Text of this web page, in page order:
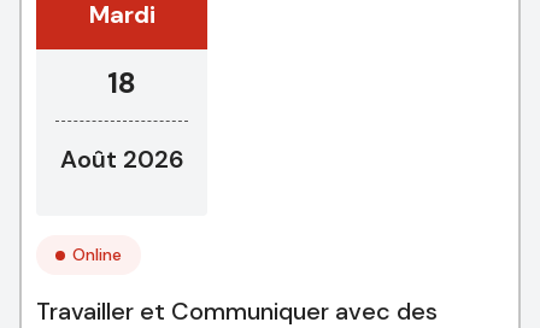
Mardi
18
Août 2026
Online
Travailler et Communiquer avec des